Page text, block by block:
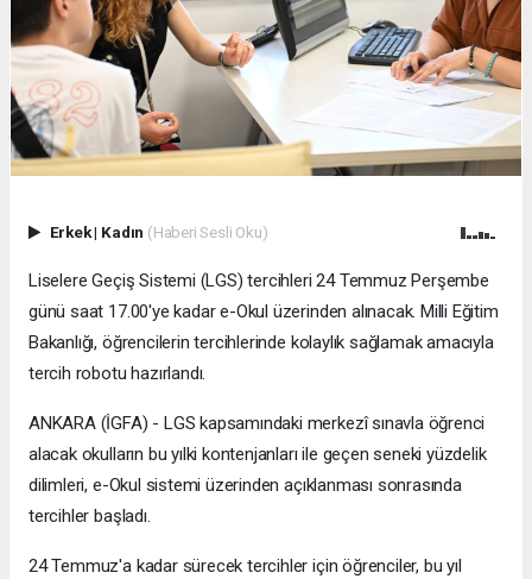
Erkek| Kadın (Haberi Sesli Oku)
Liselere Geçiş Sistemi (LGS) tercihleri 24 Temmuz Perşembe
günü saat 17.00'ye kadar e-Okul üzerinden alınacak. Milli Eğitim
Bakanlığı, öğrencilerin tercihlerinde kolaylık sağlamak amacıyla
tercih robotu hazırlandı.
ANKARA (İGFA) - LGS kapsamındaki merkezî sınavla öğrenci
alacak okulların bu yılki kontenjanları ile geçen seneki yüzdelik
dilimleri, e-Okul sistemi üzerinden açıklanması sonrasında
tercihler başladı.
24 Temmuz'a kadar sürecek tercihler için öğrenciler, bu yıl